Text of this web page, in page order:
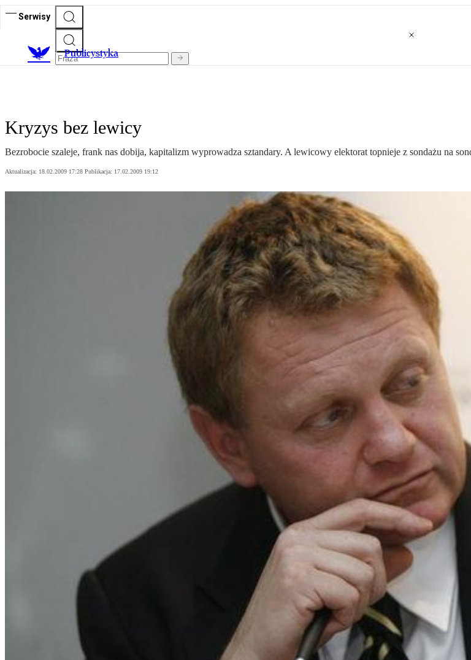
Serwisy
Publicystyka
Kryzys bez lewicy
Bezrobocie szaleje, frank nas dobija, kapitalizm wyprowadza sztandary. A lewicowy elektorat topnieje z sondażu na
Aktualizacja: 18.02.2009 17:28 Publikacja: 17.02.2009 19:12